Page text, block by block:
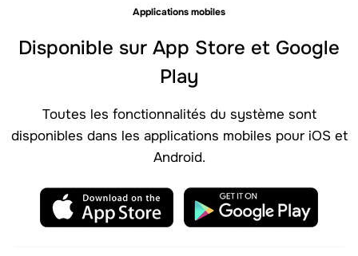
Applications mobiles
Disponible sur App Store et Google
Play
Toutes les fonctionnalités du système sont
disponibles dans les applications mobiles pour iOS et
Android.